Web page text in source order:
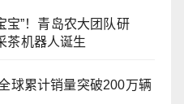
宝”！青岛农大团队研
茶机器人诞生
球累计销量突破200万辆